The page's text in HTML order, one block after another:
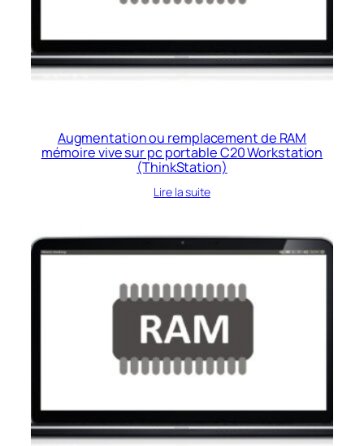
Augmentation ou remplacement de RAM
mémoire vive sur pc portable C20 Workstation
(ThinkStation)
Lire la suite